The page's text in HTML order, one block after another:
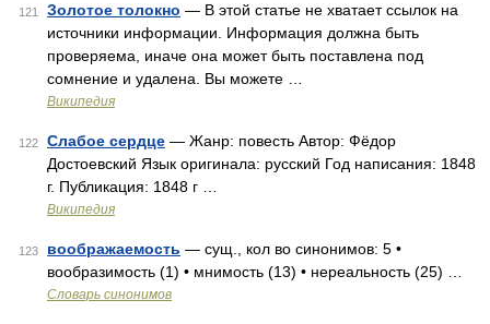
121 Золотое толокно — В этой статье не хватает ссылок на
источники информации. Информация должна быть
проверяема, иначе она может быть поставлена под
сомнение и удалена. Вы можете …
Википедия
122 Слабое сердце — Жанр: повесть Автор: Фёдор
Достоевский Язык оригинала: русский Год написания: 1848
г. Публикация: 1848 г …
Википедия
123 воображаемость — сущ., кол во синонимов: 5 •
вообразимость (1) • мнимость (13) • нереальность (25) …
Словарь синонимов